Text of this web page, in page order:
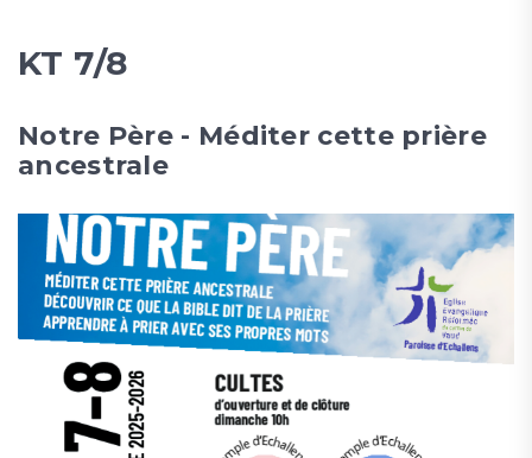
KT 7/8
Notre Père - Méditer cette prière
ancestrale